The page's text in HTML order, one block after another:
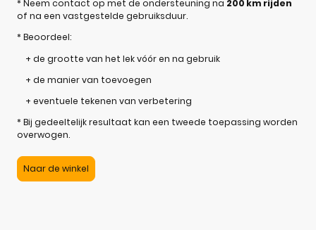
* Neem contact op met de ondersteuning na 200 km rijden
of na een vastgestelde gebruiksduur.
* Beoordeel:
+ de grootte van het lek vóór en na gebruik
+ de manier van toevoegen
+ eventuele tekenen van verbetering
* Bij gedeeltelijk resultaat kan een tweede toepassing worden
overwogen.
Naar de winkel